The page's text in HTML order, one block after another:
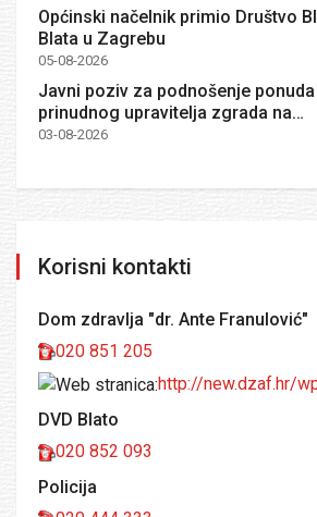
Općinski načelnik primio Društvo
Blata u Zagrebu
05-08-2026
Javni poziv za podnošenje
prinudnog upravitelja zgrada na…
03-08-2026
Korisni kontakti
Dom zdravlja "dr. Ante Franulović"
020 851 205
http://new.dzaf.hr/
DVD Blato
020 852 093
Policija